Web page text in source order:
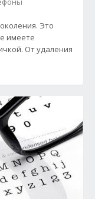
Это
имеете
От удаления